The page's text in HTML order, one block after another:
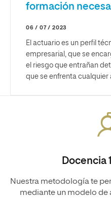
formación
06 / 07 / 2023
El actuario es un perfil
empresarial, que se
el riesgo que entrañan
que se enfrenta cualquier
Docencia
Nuestra metodología te
mediante un modelo de